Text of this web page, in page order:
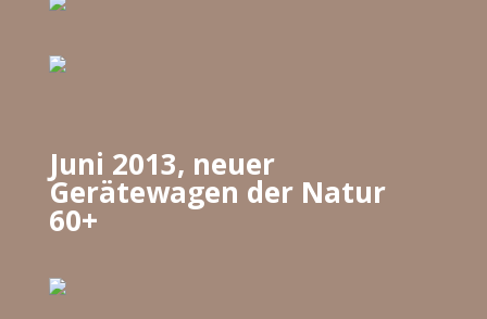
Juni 2013, neuer
Gerätewagen der Natur
60+